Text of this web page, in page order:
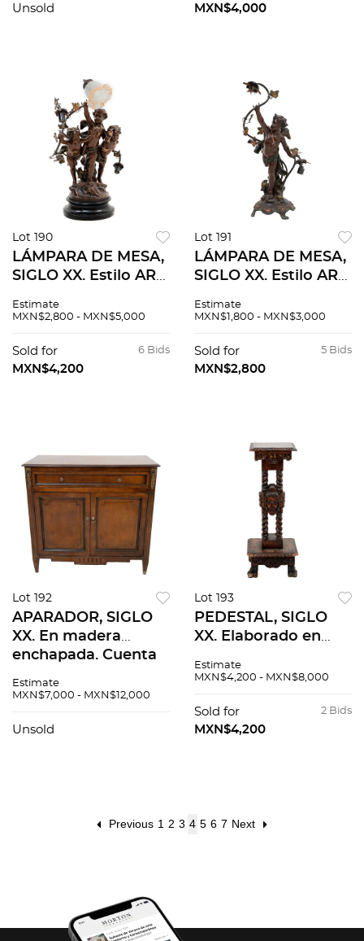
madre perla, hueso y
Unsold
para 3 luces y
MXN$4,000
Lot 190
LÁMPARA DE MESA,
SIGLO XX. Estilo ART
Elaborada en metal.
amorcillos,
electrificada para 3
Estimate
MXN$2,800 - MXN$5,000
6 Bids
Sold for
MXN$4,200
Lot 191
LÁMPARA DE MESA,
SIGLO XX. Estilo ART
Elaborada en metal.
electrificada para 3
luces y base circular.
Estimate
MXN$1,800 - MXN$3,000
5 Bids
Sold for
MXN$2,800
Lot 192
APARADOR, SIGLO
XX. En madera
enchapada. Cuenta
rectangular, cajón
inferiores y tiradores
Estimate
MXN$7,000 - MXN$12,000
Unsold
Lot 193
PEDESTAL, SIGLO
XX. Elaborado en
cubierta
torzales y soportes
en garra. Decorado
Estimate
MXN$4,200 - MXN$8,000
2 Bids
Sold for
MXN$4,200
Previous 1 2 3 4 5 6 7 Next